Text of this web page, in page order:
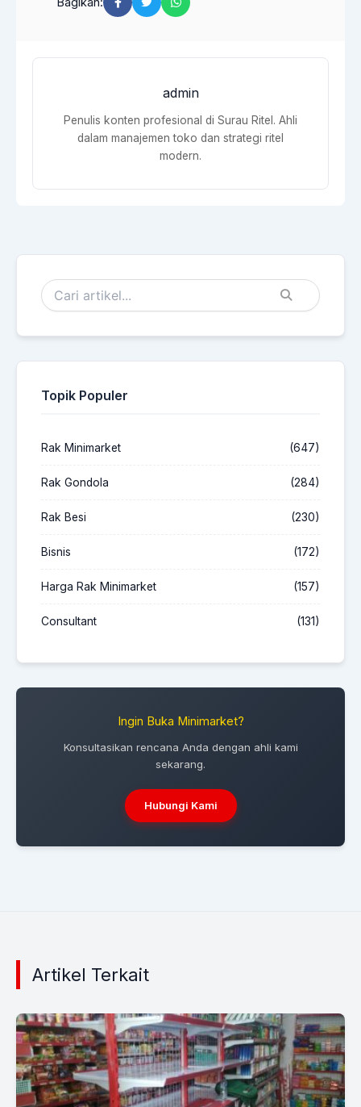
admin
Penulis konten profesional di Surau Ritel. Ahli
dalam manajemen toko dan strategi ritel
modern.
Topik Populer
Rak Minimarket (647)
Rak Gondola (284)
Rak Besi (230)
Bisnis (172)
Harga Rak Minimarket (157)
Consultant (131)
Ingin Buka Minimarket?
Konsultasikan rencana Anda dengan ahli kami
sekarang.
Hubungi Kami
Artikel Terkait